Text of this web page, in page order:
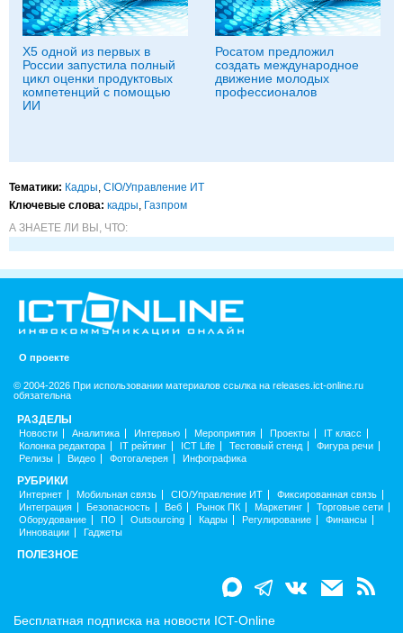
X5 одной из первых в
России запустила полный
цикл оценки продуктовых
компетенций с помощью
ИИ
Росатом предложил
создать международное
движение молодых
профессионалов
Тематики: Кадры, CIO/Управление ИТ
Ключевые слова: кадры, Газпром
А ЗНАЕТЕ ЛИ ВЫ, ЧТО:
О проекте
© 2004-2026 При использовании материалов ссылка на releases.ict-online.ru
обязательна
РАЗДЕЛЫ
Новости Аналитика Интервью Мероприятия Проекты
IT класс
Колонка редактора
IT рейтинг ICT Life Тестовый стенд
Фигура речи
Релизы
Видео Фотогалерея Инфографика
РУБРИКИ
Интернет Мобильная связь CIO/Управление ИТ
Фиксированная связь
Интеграция
Безопасность Веб Рынок ПК Маркетинг
Торговые сети
Оборудование
ПО Outsourcing Кадры Регулирование
Финансы
Инновации
Гаджеты
ПОЛЕЗНОЕ
Бесплатная подписка на новости ICT-Online